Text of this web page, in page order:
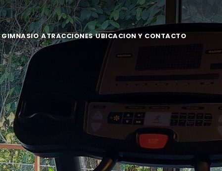
GIMNASIO ATRACCIONES UBICACION Y CONTACTO